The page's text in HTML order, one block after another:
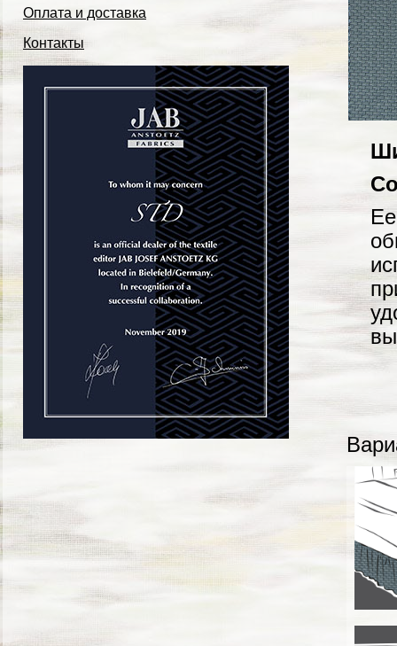
Оплата и доставка
Контакты